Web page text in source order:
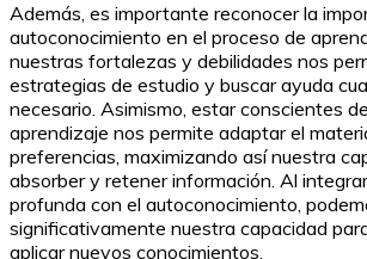
Además, es importante reconocer la
autoconocimiento en el proceso de
nuestras fortalezas y debilidades nos
estrategias de estudio y buscar ayuda
necesario. Asimismo, estar conscientes
aprendizaje nos permite adaptar el
preferencias, maximizando así nuestra
absorber y retener información. Al
profunda con el autoconocimiento,
significativamente nuestra capacidad
aplicar nuevos conocimientos.